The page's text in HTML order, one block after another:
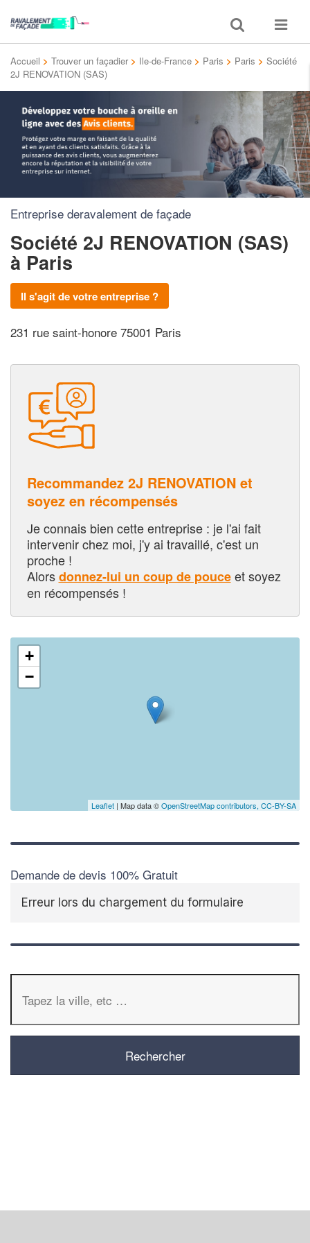
Toggle
search
Toggle
Accueil > Trouver un façadier > Ile-de-France > Paris > Paris > Société
2J RENOVATION (SAS)
Entreprise deravalement de façade
Société 2J RENOVATION (SAS)
à Paris
Il s'agit de votre entreprise ?
231 rue saint-honore 75001 Paris
Recommandez 2J RENOVATION et
soyez en récompensés
Je connais bien cette entreprise : je l'ai fait
intervenir chez moi, j'y ai travaillé, c'est un
proche !
Alorsdonnez-lui un coup de pouceet soyez
en récompensés !
+
−
Leaflet | Map data ©OpenStreetMap contributors, CC-BY-SA
Demande de devis 100% Gratuit
Erreur lors du chargement du formulaire